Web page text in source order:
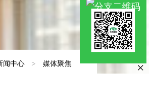
闻中心 > 媒体聚焦 ×